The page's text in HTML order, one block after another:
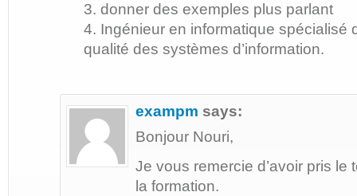
3. donner des exemples plus parlant
4. Ingénieur en informatique spécialisé
qualité des systèmes d’information.
exampm says:
Bonjour Nouri,
Je vous remercie d’avoir pris le
la formation.